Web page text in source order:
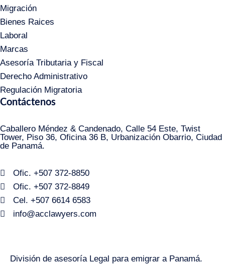
Migración
Bienes Raices
Laboral
Marcas
Asesoría Tributaria y Fiscal
Derecho Administrativo
Regulación Migratoria
Contáctenos
Caballero Méndez & Candenado, Calle 54 Este, Twist
Tower, Piso 36, Oficina 36 B, Urbanización Obarrio, Ciudad
de Panamá.
Ofic. +507 372-8850
Ofic. +507 372-8849
Cel. +507 6614 6583
info@acclawyers.com
División de asesoría Legal para emigrar a Panamá.